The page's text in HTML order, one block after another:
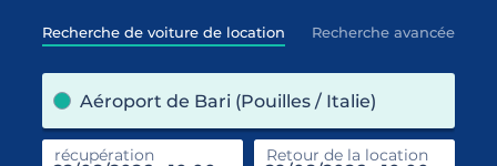
Recherche de voiture de location Recherche avancée
Aéroport de Bari (Pouilles / Italie)
récupération Retour de la location